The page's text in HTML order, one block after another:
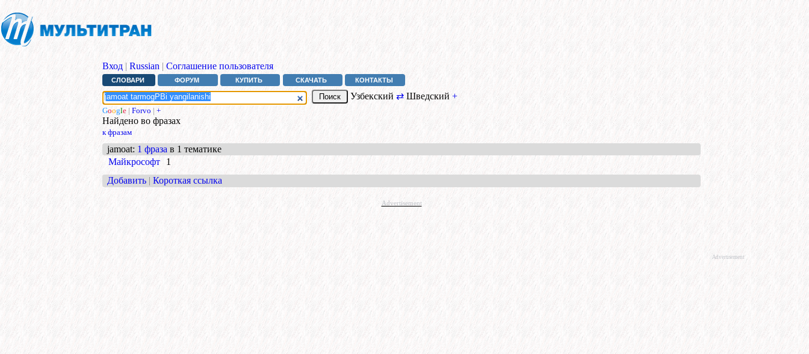
Вход | Russian | Соглашение пользователя
СЛОВАРИ ФОРУМ КУПИТЬ СКАЧАТЬ КОНТАКТЫ
Узбекский ⇄Шведский+
Google | Forvo | +
Найдено во фразах
к фразам
jamoat: 1 фраза в 1 тематике
Майкрософт
1
Добавить | Короткая ссылка
Advertisement
Advertisement